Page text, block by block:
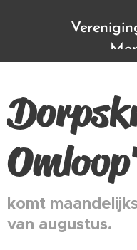
komt
van augustus.